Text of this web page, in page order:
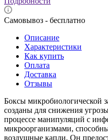
Самовывоз - бесплатно
Описание
Характеристики
Как купить
Оплата
Доставка
Отзывы
Боксы микробиологической
созданы для снижения
процессе манипуляций с
микроорганизмами,
воздушные капли. Он